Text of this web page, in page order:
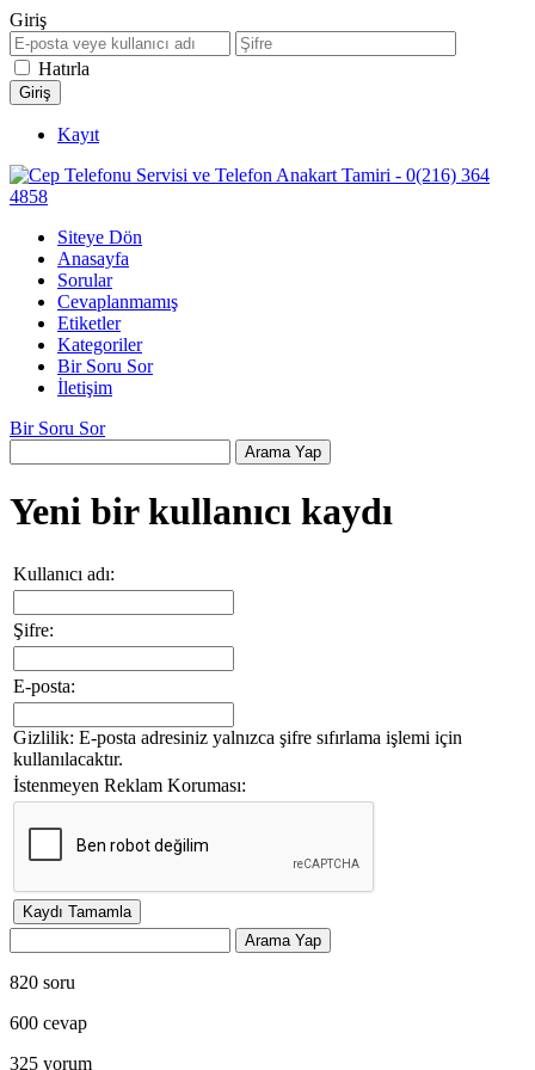
Giriş
Hatırla
Kayıt
Siteye Dön
Anasayfa
Sorular
Cevaplanmamış
Etiketler
Kategoriler
Bir Soru Sor
İletişim
Bir Soru Sor
Yeni bir kullanıcı kaydı
Kullanıcı adı:
Şifre:
E-posta:
Gizlilik: E-posta adresiniz yalnızca şifre sıfırlama işlemi için
kullanılacaktır.
İstenmeyen Reklam Koruması:
820 soru
600 cevap
325 yorum